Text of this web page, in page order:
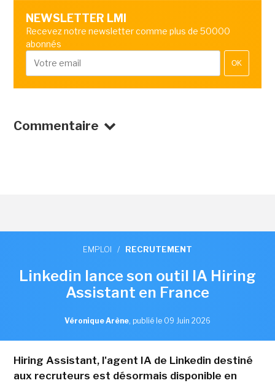
NEWSLETTER LMI
Recevez notre newsletter comme plus de 50000
abonnés
OK
Commentaire
EMPLOI / RECRUTEMENT
Linkedin lance son outil IA Hiring
Assistant en France
Véronique Arène, publié le 09 Juin 2026
Hiring Assistant, l'agent IA de Linkedin destiné
aux recruteurs est désormais disponible en